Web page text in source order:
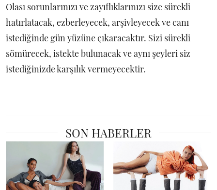
Olası sorunlarınızı ve zayıflıklarınızı size sürekli
hatırlatacak, ezberleyecek, arşivleyecek ve canı
istediğinde gün yüzüne çıkaracaktır. Sizi sürekli
sömürecek, istekte bulunacak ve aynı şeyleri siz
istediğinizde karşılık vermeyecektir.
SON HABERLER